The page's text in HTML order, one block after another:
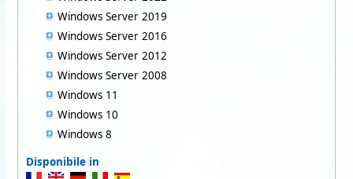
Windows Server 2019
Windows Server 2016
Windows Server 2012
Windows Server 2008
Windows 11
Windows 10
Windows 8
Disponibile in